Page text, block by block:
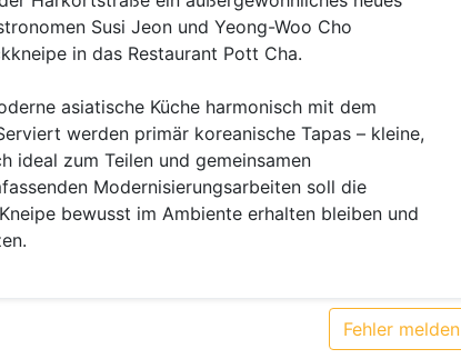
Susi Jeon und Yeong-Woo Cho
in das Restaurant Pott Cha.
asiatische Küche harmonisch mit dem
werden primär koreanische Tapas – kleine,
ideal zum Teilen und gemeinsamen
Modernisierungsarbeiten soll die
bewusst im Ambiente erhalten bleiben und
Fehler melden